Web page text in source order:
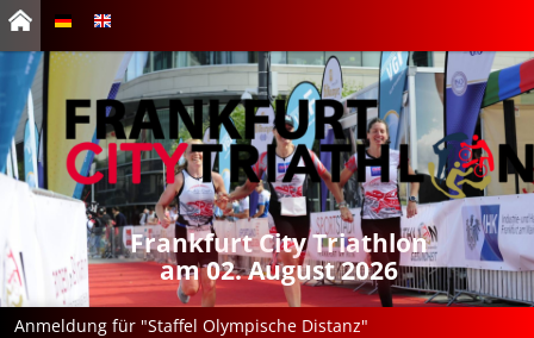
Frankfurt City Triathlon
am 02. August 2026
Anmeldung für "Staffel Olympische Distanz"